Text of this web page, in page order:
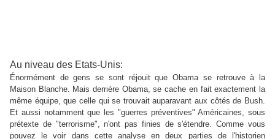
Au niveau des Etats-Unis:
Énormément de gens se sont réjouit que Obama se retrouve à la
Maison Blanche. Mais derrière Obama, se cache en fait exactement la
même équipe, que celle qui se trouvait auparavant aux côtés de Bush.
Et aussi notamment que les "guerres préventives" Américaines, sous
prétexte de "terrorisme", n'ont pas finies de s'étendre. Comme vous
pouvez le voir dans cette analyse en deux parties de l'historien